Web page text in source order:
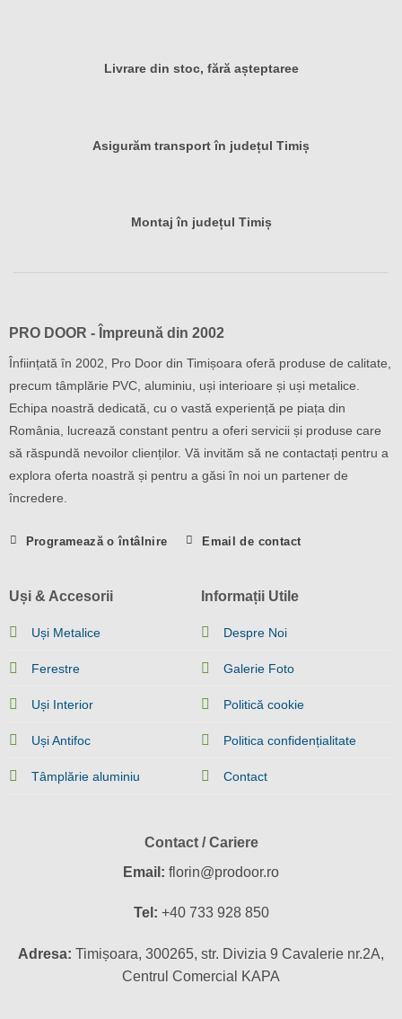
Livrare din stoc, fără așteptaree
Asigurăm transport în județul Timiș
Montaj în județul Timiș
PRO DOOR - Împreună din 2002
Înființată în 2002, Pro Door din Timișoara oferă produse de calitate,
precum tâmplărie PVC, aluminiu, uși interioare și uși metalice.
Echipa noastră dedicată, cu o vastă experiență pe piața din
România, lucrează constant pentru a oferi servicii și produse care
să răspundă nevoilor clienților. Vă invităm să ne contactați pentru a
explora oferta noastră și pentru a găsi în noi un partener de
încredere.
Programează o întâlnire Email de contact
Uși & Accesorii
Uși Metalice
Ferestre
Uși Interior
Uși Antifoc
Tâmplărie aluminiu
Informații Utile
Despre Noi
Galerie Foto
Politică cookie
Politica confidențialitate
Contact
Contact / Cariere
Email: florin@prodoor.ro
Tel: +40 733 928 850
Adresa: Timișoara, 300265, str. Divizia 9 Cavalerie nr.2A,
Centrul Comercial KAPA